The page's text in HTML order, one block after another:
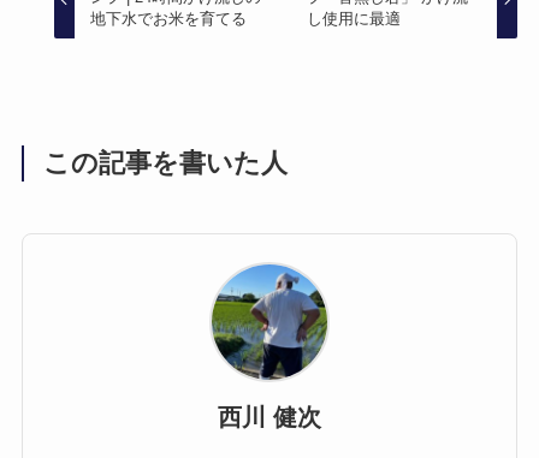
地下水でお米を育てる
し使用に最適
この記事を書いた人
西川 健次